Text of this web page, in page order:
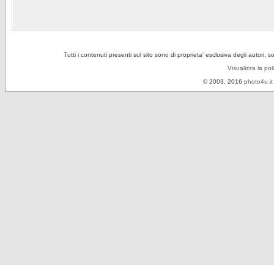
Tutti i contenuti presenti sul sito sono di proprieta' esclusiva degli autori,
Visualizza la
© 2003, 2016 photo4u.it